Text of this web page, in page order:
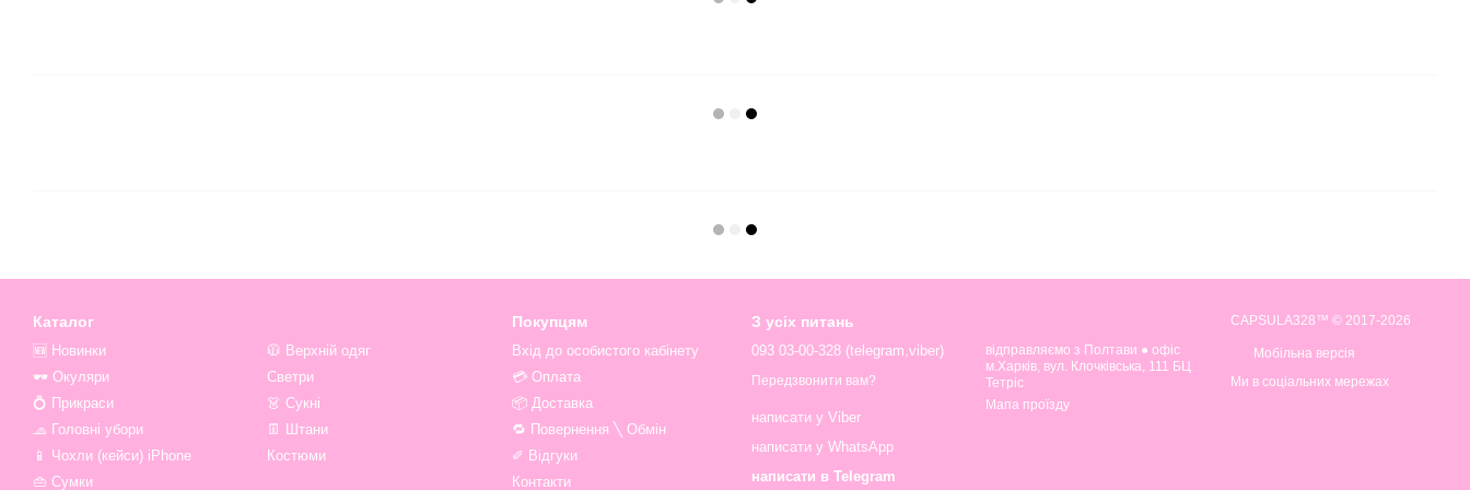
Каталог
🆕 Новинки
🕶 Окуляри
💍 Прикраси
🧢 Головні убори
📱 Чохли (кейси) iPhone
👜 Сумки
🧥 Верхній одяг
Светри
👗 Сукні
👖 Штани
Костюми
Покупцям
Вхід до особистого кабінету
💳 Оплата
📦 Доставка
🔁 Повернення ╲ Обмін
✐ Відгуки
Контакти
З усіх питань
093 03-00-328 (telegram,viber)
Передзвонити вам?
написати у Viber
написати у WhatsApp
написати в Telegram
відправляємо з Полтави ● офіс
м.Харків, вул. Клочківська, 111 БЦ
Тетріс
Мапа проїзду
CAPSULA328™ © 2017-2026
Мобільна версія
Ми в соціальних мережах